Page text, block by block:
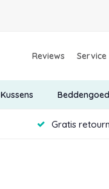
Reviews Service
Kussens Beddengoed
Gratis